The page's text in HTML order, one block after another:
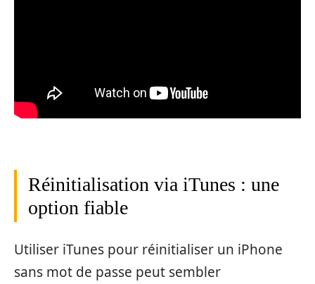
Réinitialisation via iTunes : une
option fiable
Utiliser iTunes pour réinitialiser un iPhone
sans mot de passe peut sembler